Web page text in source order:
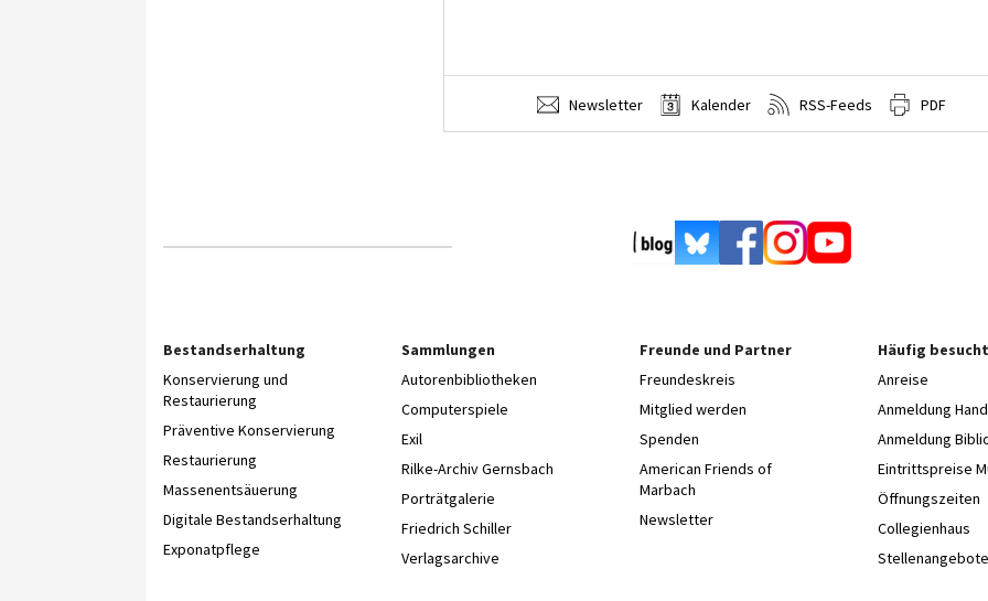
Newsletter Kalender RSS-Feeds PDF
Bestandserhaltung
Konservierung und
Restaurierung
Präventive Konservierung
Restaurierung
Massenentsäuerung
Digitale Bestandserhaltung
Exponatpflege
Sammlungen
Autorenbibliotheken
Computerspiele
Exil
Rilke-Archiv Gernsbach
Porträtgalerie
Friedrich Schiller
Verlagsarchive
Freunde und Partner
Freundeskreis
Mitglied werden
Spenden
American Friends of
Marbach
Newsletter
Häufig
Anreise
Anmeldung
Anmeldung
Eintrittspreise
Öffnungszeiten
Collegienhaus
Stellenangebote